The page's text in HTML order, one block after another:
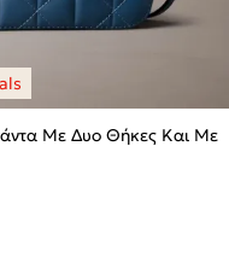
Με Δυο Θήκες Και Με